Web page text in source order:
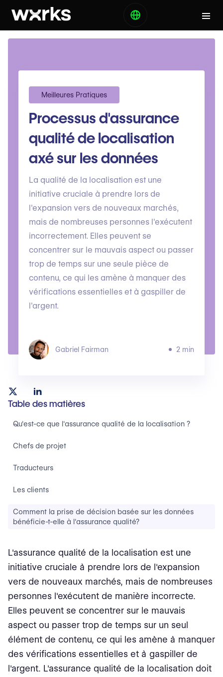
Meilleures Pratiques
Processus d'assurance
qualité de localisation
axé sur les données
La qualité de la localisation est une
initiative cruciale à prendre lors de
l'expansion vers de nouveaux marchés,
mais de nombreuses personnes l'exécutent
incorrectement. Elles peuvent se
concentrer sur le mauvais aspect ou passer
trop de temps sur une seule pièce de
contenu, ce qui les amène à manquer des
vérifications essentielles et à gaspiller de
l'argent.
Gabriel Fairman 2 min
Table des matières
Qu'est-ce que l'assurance qualité de la localisation ?
Chefs de projet
Traducteurs
Les clients
Comment la prise de décision basée sur les données
bénéficie-t-elle à l'assurance qualité?
L'assurance qualité de la localisation est une
initiative cruciale à prendre lors de l'expansion
vers de nouveaux marchés, mais de nombreuses
personnes l'exécutent de manière incorrecte.
Elles peuvent se concentrer sur le mauvais
aspect ou passer trop de temps sur un seul
élément de contenu, ce qui les amène à manquer
des vérifications essentielles et à gaspiller de
l'argent. L'assurance qualité de la localisation doit